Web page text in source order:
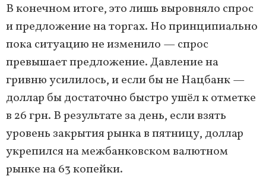
В конечном итоге, это лишь выровняло спрос
и предложение на торгах. Но принципиально
пока ситуацию не изменило — спрос
превышает предложение. Давление на
гривню усилилось, и если бы не Нацбанк —
доллар бы достаточно быстро ушёл к отметке
в 26 грн. В результате за день, если взять
уровень закрытия рынка в пятницу, доллар
укрепился на межбанковском валютном
рынке на 63 копейки.